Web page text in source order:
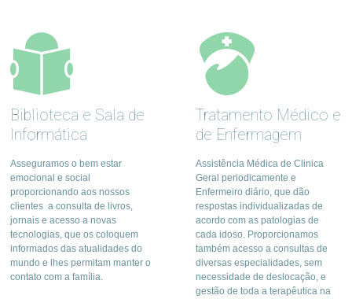
Biblioteca e Sala de
Informática
Asseguramos o bem estar
emocional e social
proporcionando aos nossos
clientes a consulta de livros,
jornais e acesso a novas
tecnologias, que os coloquem
informados das atualidades do
mundo e lhes permitam manter o
contato com a família.
Tratamento Médico e
de Enfermagem
Assistência Médica de Clinica
Geral periodicamente e
Enfermeiro diário, que dão
respostas individualizadas de
acordo com as patologias de
cada idoso. Proporcionamos
também acesso a consultas de
diversas especialidades, sem
necessidade de deslocação, e
gestão de toda a terapêutica na